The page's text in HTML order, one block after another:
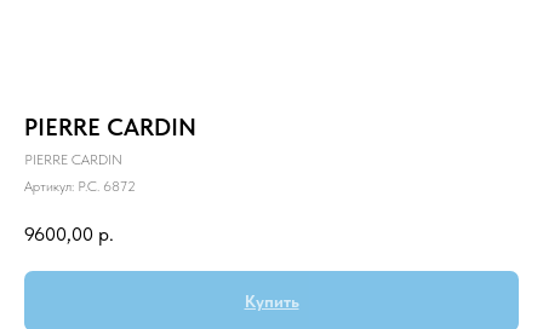
PIERRE CARDIN
PIERRE CARDIN
Артикул: P.C. 6872
9600,00 р.
Купить